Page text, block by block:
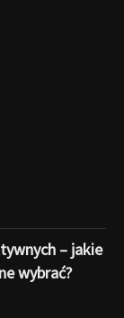
– jakie
wybrać?